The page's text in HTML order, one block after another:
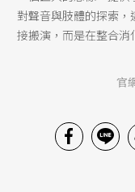
對聲音與肢體的探索
接搬演，而是在整合消
官